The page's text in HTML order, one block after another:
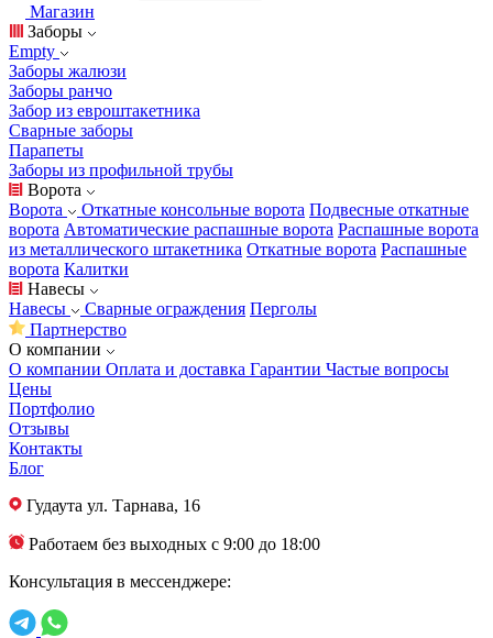
Магазин
Заборы
Empty
Заборы жалюзи
Заборы ранчо
Забор из евроштакетника
Сварные заборы
Парапеты
Заборы из профильной трубы
Ворота
Ворота
Откатные консольные ворота Подвесные откатные
ворота Автоматические распашные ворота Распашные ворота
из металлического штакетника Откатные ворота Распашные
ворота Калитки
Навесы
Навесы
Сварные ограждения Перголы
Партнерство
О компании
О компании Оплата и доставка Гарантии Частые вопросы
Цены
Портфолио
Отзывы
Контакты
Блог
Гудаута ул. Тарнава, 16
Работаем без выходных с 9:00 до 18:00
Консультация в мессенджере: